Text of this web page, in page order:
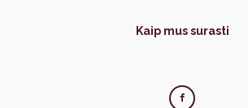
Kaip mus surasti